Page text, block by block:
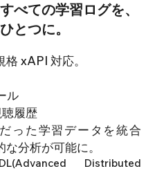
すべての学習ログを、
ひとつに。
格 xAPI 対応。
ル
聴履歴
った学習データを統合
な分析が可能に。
Distributed